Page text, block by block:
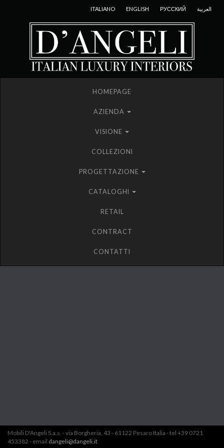
ITALIANO ENGLISH РУССКИЙ العربية
HOMEPAGE
AZIENDA
VISIONE
COLLEZIONI
PROGETTAZIONE
CATALOGHI
RETAIL
CONTRACT
CONTATTI
Mobili D'Angeli S.a.s. - via Borgheria, 43 - 61122 Pesaro Italia - tel +39 0721
453382 - email dangeli@dangeli.it